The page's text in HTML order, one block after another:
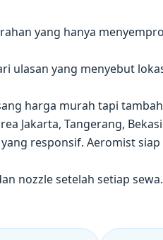
yang hanya
ulasan yang menyebut
harga murah tapi
Jakarta, Tangerang,
responsif. Aeromist
nozzle setelah setiap